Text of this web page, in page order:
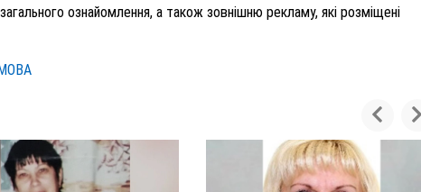
ознайомлення, а також зовнішню рекламу, які розміщені